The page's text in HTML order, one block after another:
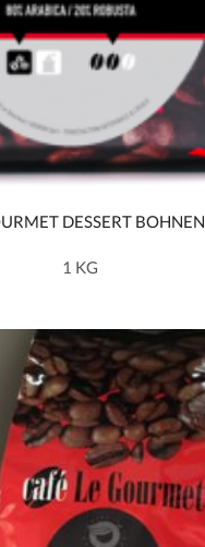
DESSERT BOHNEN
1 KG